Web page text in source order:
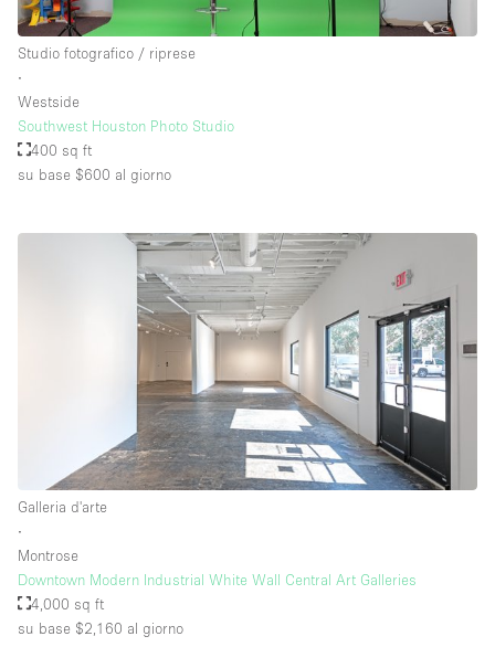
Studio fotografico / riprese
∙
Westside
Southwest Houston Photo Studio
400 sq ft
su base $600 al giorno
Galleria d'arte
∙
Montrose
Downtown Modern Industrial White Wall Central Art Galleries
4,000 sq ft
su base $2,160 al giorno